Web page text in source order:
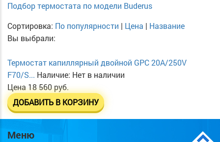
Подбор термостата по модели Buderus
Сортировка: По популярности | Цена | Название
Вы выбрали:
Термостат капиллярный двойной GPC 20А/250V
F70/S... Наличие: Нет в наличии
Цена18 560 руб.
ДОБАВИТЬ В КОРЗИНУ
Меню